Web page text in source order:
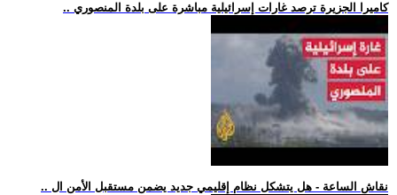
.. كاميرا الجزيرة ترصد غارات إسرائيلية مباشرة على بلدة المنصوري
.. نقاش الساعة - هل يتشكل نظام إقليمي جديد يضمن مستقبل الأمن ال